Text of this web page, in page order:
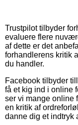
Trustpilot tilbyder
evaluere flere
af dette er det
forhandlerens kritik
du handler.
Facebook tilbyder
få et kig ind i online
ser vi mange online
en kritik af
danne dig et indtryk